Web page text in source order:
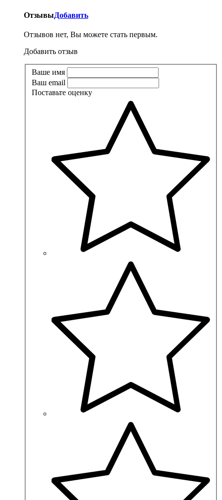
ОтзывыДобавить
Отзывов нет, Вы можете стать первым.
Добавить отзыв
Ваше имя
Ваш email
Поставьте оценку